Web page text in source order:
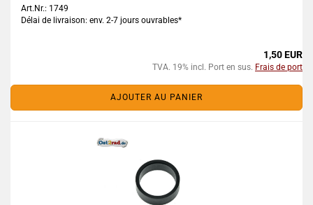
Art.Nr.: 1749
Délai de livraison: env. 2-7 jours ouvrables*
1,50 EUR
TVA. 19% incl. Port en sus. Frais de port
AJOUTER AU PANIER